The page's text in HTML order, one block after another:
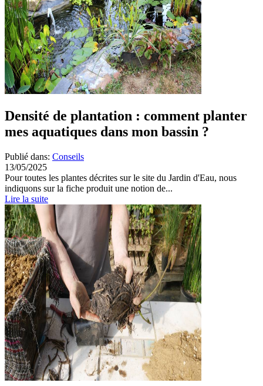
Densité de plantation : comment planter
mes aquatiques dans mon bassin ?
Publié dans: Conseils
13/05/2025
Pour toutes les plantes décrites sur le site du Jardin d'Eau, nous
indiquons sur la fiche produit une notion de...
Lire la suite